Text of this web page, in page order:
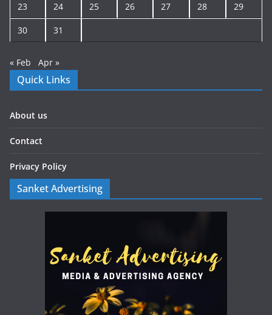
23 24 25 26 27 28 29
30 31
« Feb Apr »
Quick Links
About us
Contact
Privacy Policy
Sanket Advertising